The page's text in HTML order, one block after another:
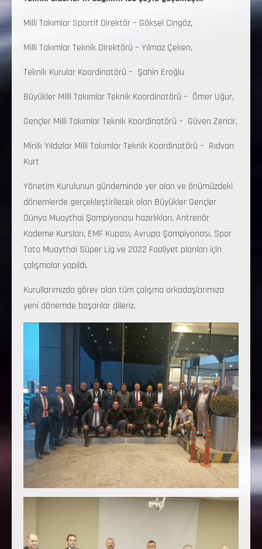
Milli Takımlar Sportif Direktör – Göksel Cingöz,
Milli Takımlar Teknik Direktörü – Yılmaz Çeken,
Teknik Kurular Koordinatörü – Şahin Eroğlu
Büyükler Milli Takımlar Teknik Koordinatörü – Ömer Uğur,
Gençler Milli Takımlar Teknik Koordinatörü – Güven Zencir,
Minik Yıldızlar Milli Takımlar Teknik Koordinatörü – Rıdvan
Kurt
Yönetim Kurulunun gündeminde yer alan ve önümüzdeki
dönemlerde gerçekleştirilecek olan Büyükler Gençler
Dünya Muaythai Şampiyonası hazırlıkları, Antrenör
Kademe Kursları, EMF Kupası, Avrupa Şampiyonası, Spor
Toto Muaythai Süper Lig ve 2022 Faaliyet planları için
çalışmalar yapıldı.
Kurullarımızda görev alan tüm çalışma arkadaşlarımıza
yeni dönemde başarılar dileriz.